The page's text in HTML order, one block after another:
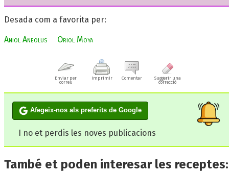
Desada com a favorita per:
Aniol Aneolus Oriol Moya
Enviar per
correu
Imprimir Comentar
Suggerir una
correcció
Afegeix-nos als preferits de Google
I no et perdis les noves publicacions
També et poden interesar les receptes: